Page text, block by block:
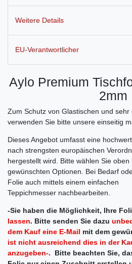
Weitere Details
EU-Verantwortlicher
Aylo Premium
2mm
Zum Schutz von Glastischen und
verwenden Sie bitte unsere einseitig
Dieses Angebot umfasst eine
nach strengsten europäischen
hergestellt wird. Bitte wählen Sie
gewünschten Optionen. Bei Bedarf
Folie auch mittels einem einfachen
Teppichmesser nachbearbeiten.
-Sie haben die Möglichkeit, Ihre
lassen. Bitte senden Sie dazu
dem Kauf eine E-Mail mit dem
ist nicht ausreichend dies in der
anzugeben-. Bitte beachten Sie,